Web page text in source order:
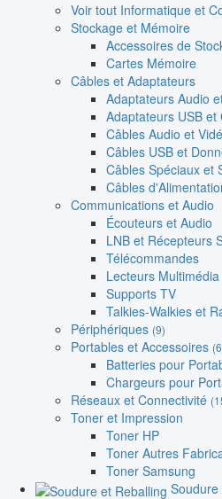
Voir tout Informatique et
Stockage et Mémoire
Accessoires de
Cartes Mémoire
Câbles et Adaptateurs
Adaptateurs Audio
Adaptateurs USB et
Câbles Audio et
Câbles USB et
Câbles Spéciaux et
Câbles
Communications et Audio
Écouteurs et Audio
LNB et Récepteurs
Télécommandes
Lecteurs Multimédia
Supports TV
Talkies-Walkies et
Périphériques (9)
Portables et Accessoires
Batteries pour
Chargeurs pour
Réseaux et Connectivité
Toner et Impression
Toner HP
Toner Autres
Toner Samsung
Soudure